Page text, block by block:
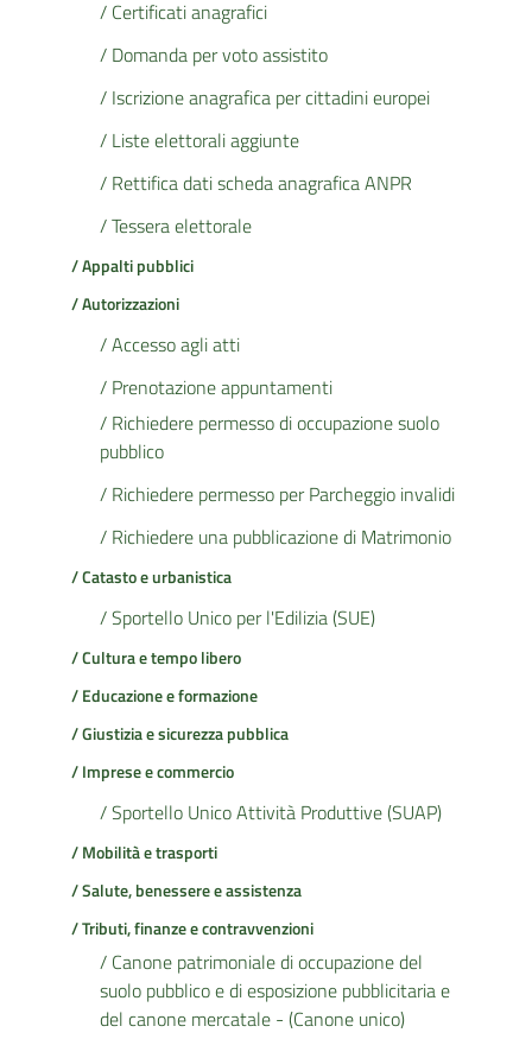
/ Certificati anagrafici
/ Domanda per voto assistito
/ Iscrizione anagrafica per cittadini europei
/ Liste elettorali aggiunte
/ Rettifica dati scheda anagrafica ANPR
/ Tessera elettorale
/ Appalti pubblici
/ Autorizzazioni
/ Accesso agli atti
/ Prenotazione appuntamenti
/ Richiedere permesso di occupazione suolo
pubblico
/ Richiedere permesso per Parcheggio invalidi
/ Richiedere una pubblicazione di Matrimonio
/ Catasto e urbanistica
/ Sportello Unico per l'Edilizia (SUE)
/ Cultura e tempo libero
/ Educazione e formazione
/ Giustizia e sicurezza pubblica
/ Imprese e commercio
/ Sportello Unico Attività Produttive (SUAP)
/ Mobilità e trasporti
/ Salute, benessere e assistenza
/ Tributi, finanze e contravvenzioni
/ Canone patrimoniale di occupazione del
suolo pubblico e di esposizione pubblicitaria e
del canone mercatale - (Canone unico)